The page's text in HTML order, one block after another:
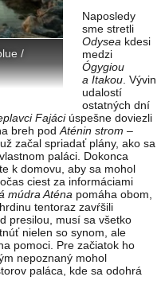
/
Naposledy
sme stretli
Odysea kdesi
medzi
Ógygiou
a Itakou . Vývin
udalostí
ostatných dní
Fajáciúspešne doviezli
breh pod Aténin strom –
začal spriadať plány, ako sa
paláci. Dokonca
k domovu, aby sa mohol
ciest za informáciami
múdra Aténa pomáha obom,
tentoraz zavŕšili
presilou, musí sa všetko
nielen so synom, ale
pomoci. Pre začiatok ho
nepoznaný mohol
paláca, kde sa odohrá